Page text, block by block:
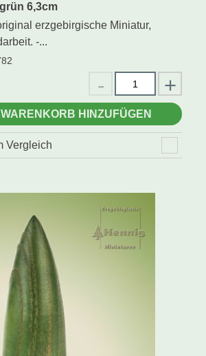
6,3cm
erzgebirgische Miniatur,
-...
HINZUFÜGEN
Vergleich